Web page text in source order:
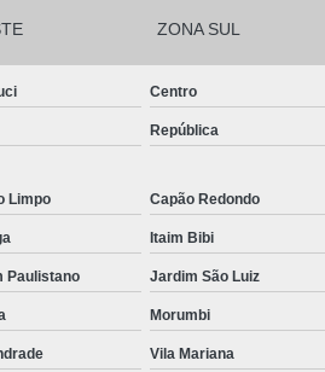
ZONA SUL
Centro
República
Limpo Capão Redondo
Itaim Bibi
Paulistano Jardim São Luiz
Morumbi
Vila Mariana